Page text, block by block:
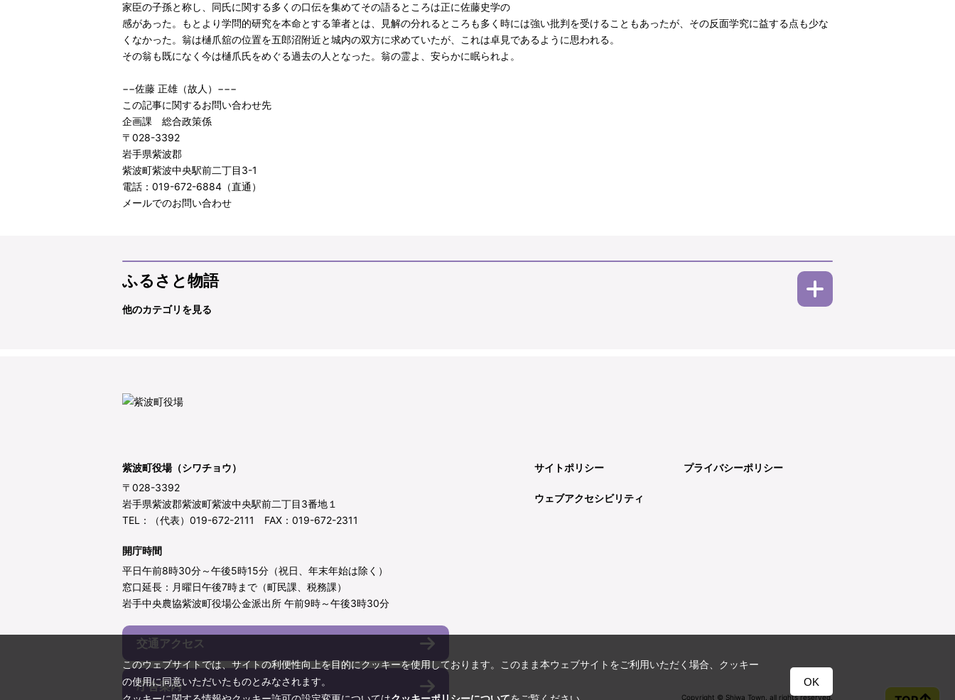
家臣の子孫と称し、同氏に関する多くの口伝を集めてその語るところは正に佐藤史学の
感があった。もとより学問的研究を本命とする筆者とは、見解の分れるところも多く時には強い批判を受けることもあったが、その反面学究に益する点も少な
くなかった。翁は樋爪舘の位置を五郎沼附近と城内の双方に求めていたが、これは卓見であるように思われる。
その翁も既になく今は樋爪氏をめぐる過去の人となった。翁の霊よ、安らかに眠られよ。
−−佐藤 正雄（故人）−−−
この記事に関するお問い合わせ先
企画課 総合政策係
〒028-3392
岩手県紫波郡
紫波町紫波中央駅前二丁目3-1
電話：019-672-6884（直通）
メールでのお問い合わせ
ふるさと物語
他のカテゴリを見る
紫波町役場（シワチョウ）
〒028-3392
岩手県紫波郡紫波町紫波中央駅前二丁目3番地１
TEL：（代表）019-672-2111 FAX：019-672-2311
開庁時間
平日午前8時30分～午後5時15分（祝日、年末年始は除く）
窓口延長：月曜日午後7時まで（町民課、税務課）
岩手中央農協紫波町役場公金派出所 午前9時～午後3時30分
交通アクセス
庁舎案内
サイトポリシー プライバシーポリシー
ウェブアクセシビリティ
Copyright © Shiwa Town. all rights reserved.
このウェブサイトでは、サイトの利便性向上を目的にクッキーを使用しております。このまま本ウェブサイトをご利用いただく場合、クッキー
の使用に同意いただいたものとみなされます。
OK